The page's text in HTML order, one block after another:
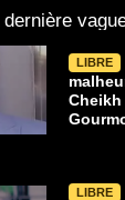
LIBRE
Cheikh
LIBRE